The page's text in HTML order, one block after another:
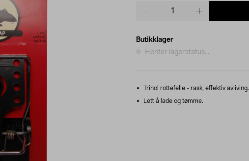
Butikklager
Henter lagerstatus...
Trinol rottefelle - rask, effektiv avliving.
Lett å lade og tømme.